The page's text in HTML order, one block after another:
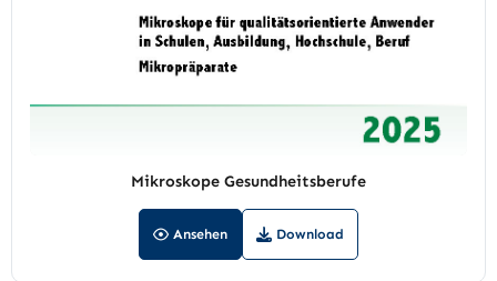
Mikroskope Gesundheitsberufe
Ansehen Download